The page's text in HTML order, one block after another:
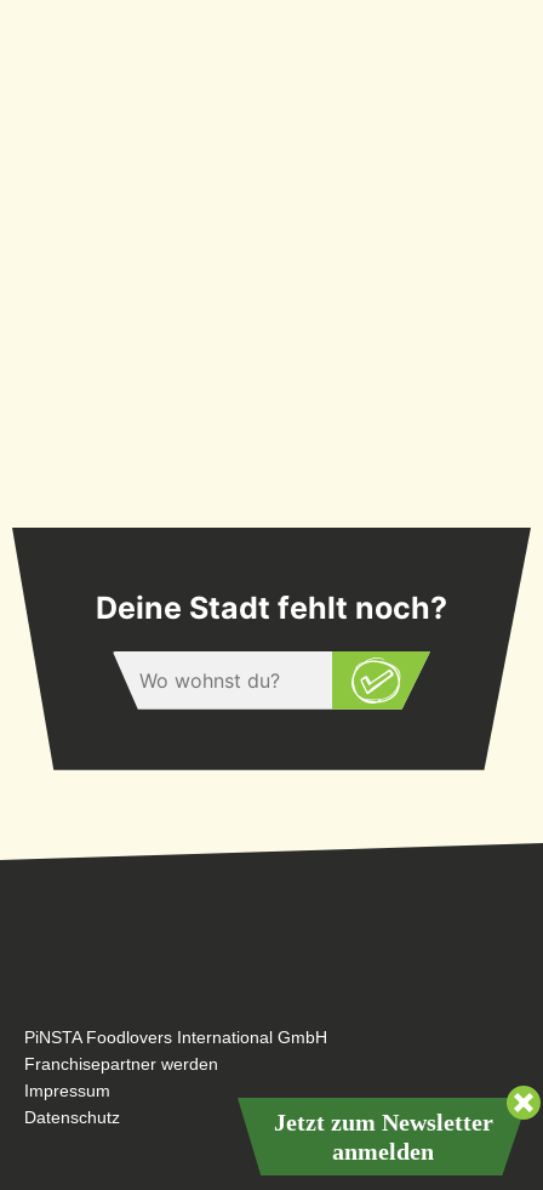
Jetzt zum Newsletter
anmelden
Deine Stadt fehlt noch?
PiNSTA Foodlovers International GmbH
Franchisepartner werden
Impressum
Datenschutz